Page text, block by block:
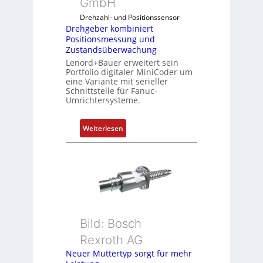
m
b
i
i
e
r
P
o
s
i
o
m
s
Drehzahl- und Positionssensor
Drehgeber kombiniert
Positionsmessung und
Zustandsüberwachung
Lenord+Bauer erweitert sein
Portfolio digitaler MiniCoder um
eine Variante mit serieller
Schnittstelle für Fanuc-
Umrichtersysteme.
Weiterlesen:
D
h
g
e
k
Bild: Bosch
Rexroth AG
Neuer Muttertyp sorgt für mehr